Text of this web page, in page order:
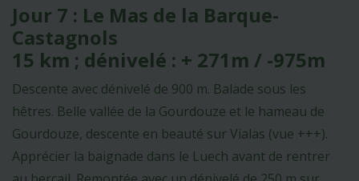
Jour 7 : Le Mas de la Barque-
Castagnols
15 km ; dénivelé : + 271m / -975m
Descente avec dénivelé de 900 m. Balade sous les
hêtres. Belle vallée de la Gourdouze et le hameau de
Gourdouze, descente en beauté sur Vialas (vue +++).
Apprécier la baignade dans le Luech avant de rentrer